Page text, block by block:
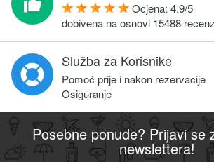
Ocjena: 4.9/5
dobivena na osnovi 15488
Služba za Korisnike
Pomoć prije i nakon rezervacije
Osiguranje
Posebne ponude? Prijavi se
newslettera!